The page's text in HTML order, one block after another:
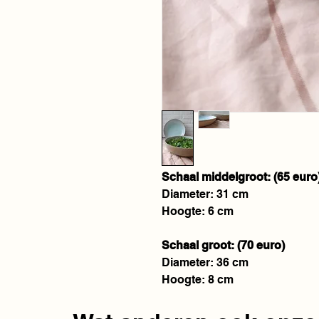
Schaal middelgroot: (65
Diameter: 31 cm
Hoogte: 6 cm
Schaal groot: (70 euro)
Diameter: 36 cm
Hoogte: 8 cm